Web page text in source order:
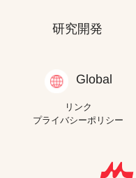
研究開発
Global
リンク
プライバシーポリシー